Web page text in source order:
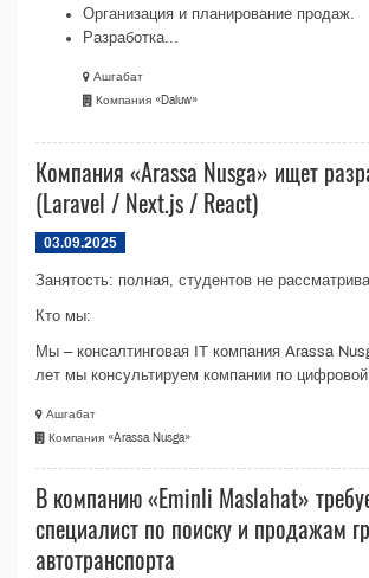
Организация и планирование продаж.
Разработка...
Ашгабат
Компания «Daluw»
Компания «Arassa Nusga» ищет
(Laravel / Next.js / React)
03.09.2025
Занятость: полная, студентов не
Кто мы:
Мы – консалтинговая IT компания Arassa
лет мы консультируем компании по
Ашгабат
Компания «Arassa Nusga»
В компанию «Eminli Maslahat»
специалист по поиску и продажам
автотранспорта